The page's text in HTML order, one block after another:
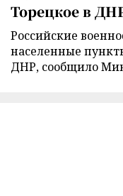
Торецкое в
Российские
населенные
ДНР, сообщило